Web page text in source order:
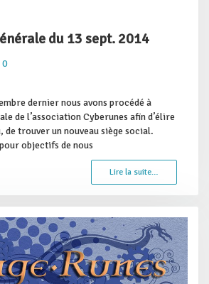
du 13 sept. 2014
0
dernier nous avons procédé à
de l’association Cyberunes afin d’élire
de trouver un nouveau siège social.
objectifs de nous
Lire la suite…